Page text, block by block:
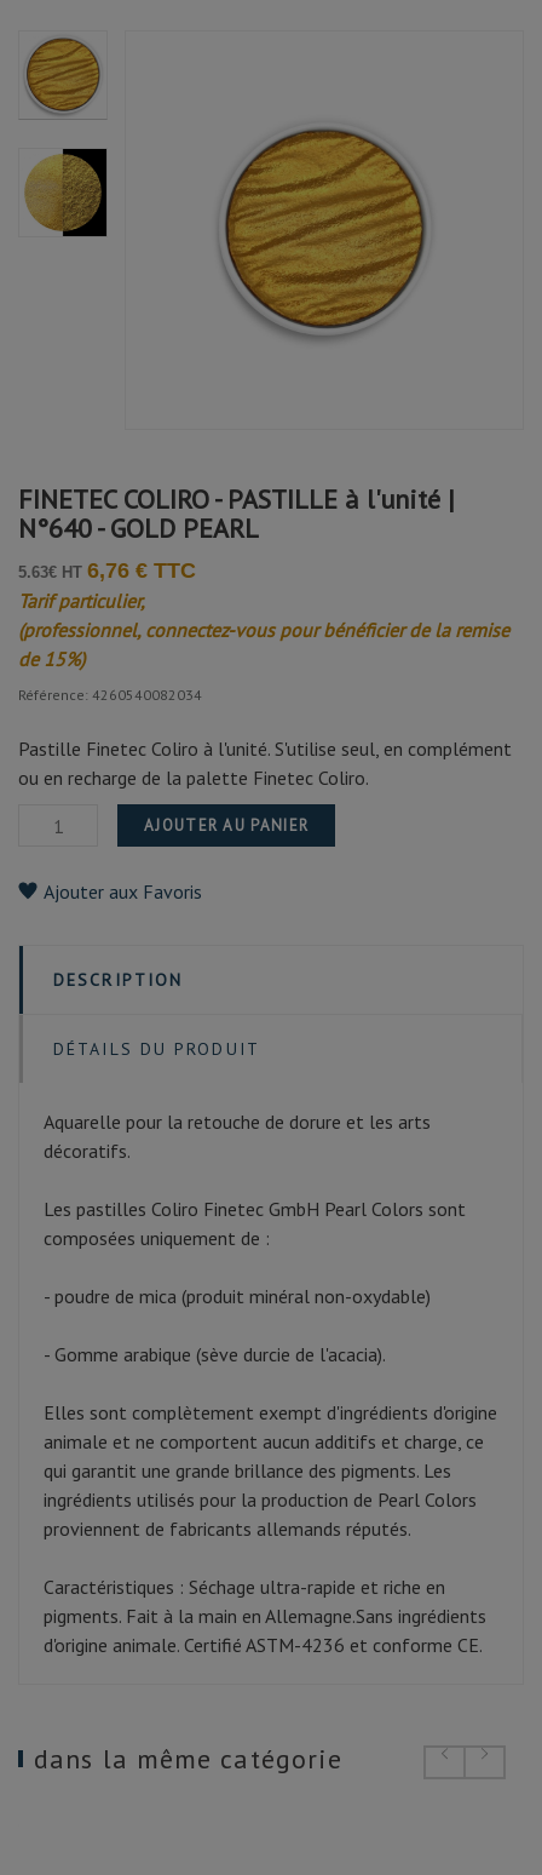
FINETEC COLIRO - PASTILLE à l'unité |
N°640 - GOLD PEARL
5.63€ HT 6,76 € TTC
Tarif particulier,
(professionnel, connectez-vous pour bénéficier de la remise
de 15%)
Référence: 4260540082034
Pastille Finetec Coliro à l'unité. S'utilise seul, en complément
ou en recharge de la palette Finetec Coliro.
AJOUTER AU PANIER
Ajouter aux Favoris
DESCRIPTION
DÉTAILS DU PRODUIT
Aquarelle pour la retouche de dorure et les arts
décoratifs.
Les pastilles Coliro Finetec GmbH Pearl Colors sont
composées uniquement de :
- poudre de mica (produit minéral non-oxydable)
- Gomme arabique (sève durcie de l'acacia).
Elles sont complètement exempt d'ingrédients d'origine
animale et ne comportent aucun additifs et charge, ce
qui garantit une grande brillance des pigments. Les
ingrédients utilisés pour la production de Pearl Colors
proviennent de fabricants allemands réputés.
Caractéristiques : Séchage ultra-rapide et riche en
pigments. Fait à la main en Allemagne.Sans ingrédients
d'origine animale. Certifié ASTM-4236 et conforme CE.
dans la même catégorie